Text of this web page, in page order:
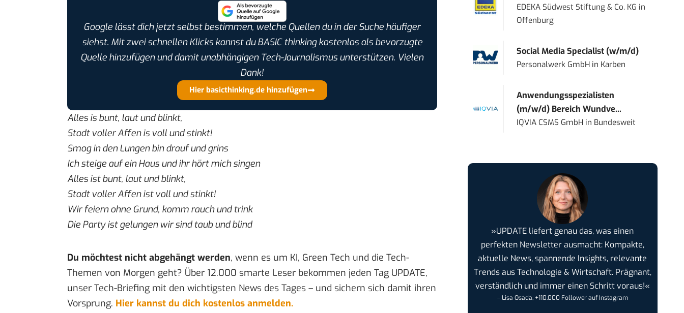
Google lässt dich jetzt selbst bestimmen, welche Quellen du in der Suche häufiger
siehst. Mit zwei schnellen Klicks kannst du BASIC thinking kostenlos als bevorzugte
Quelle hinzufügen und damit unabhängigen Tech-Journalismus unterstützen. Vielen
Dank!
Hier basicthinking.de hinzufügen
Alles is bunt, laut und blinkt,
Stadt voller Affen is voll und stinkt!
Smog in den Lungen bin drauf und grins
Ich steige auf ein Haus und ihr hört mich singen
Alles ist bunt, laut und blinkt,
Stadt voller Affen ist voll und stinkt!
Wir feiern ohne Grund, komm rauch und trink
Die Party ist gelungen wir sind taub und blind
Du möchtest nicht abgehängt werden, wenn es um KI, Green Tech und die Tech-
Themen von Morgen geht? Über 12.000 smarte Leser bekommen jeden Tag UPDATE,
unser Tech-Briefing mit den wichtigsten News des Tages – und sichern sich damit ihren
Vorsprung. Hier kannst du dich kostenlos anmelden.
EDEKA Südwest Stiftung & Co. KG in
Offenburg
Social Media Specialist (w/m/d)
Personalwerk GmbH in Karben
Anwendungsspezialisten
(m/w/d) Bereich Wundve...
IQVIA CSMS GmbH in Bundesweit
»UPDATE liefert genau das, was einen
perfekten Newsletter ausmacht: Kompakte,
aktuelle News, spannende Insights, relevante
Trends aus Technologie & Wirtschaft. Prägnant,
verständlich und immer einen Schritt voraus!«
– Lisa Osada, +110.000 Follower auf Instagram